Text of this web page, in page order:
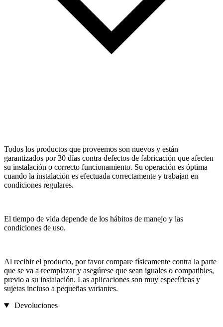
Todos los productos que proveemos son nuevos y están
garantizados por 30 días contra defectos de fabricación que afecten
su instalación o correcto funcionamiento. Su operación es óptima
cuando la instalación es efectuada correctamente y trabajan en
condiciones regulares.
El tiempo de vida depende de los hábitos de manejo y las
condiciones de uso.
Al recibir el producto, por favor compare físicamente contra la parte
que se va a reemplazar y asegúrese que sean iguales o compatibles,
previo a su instalación. Las aplicaciones son muy específicas y
sujetas incluso a pequeñas variantes.
Devoluciones